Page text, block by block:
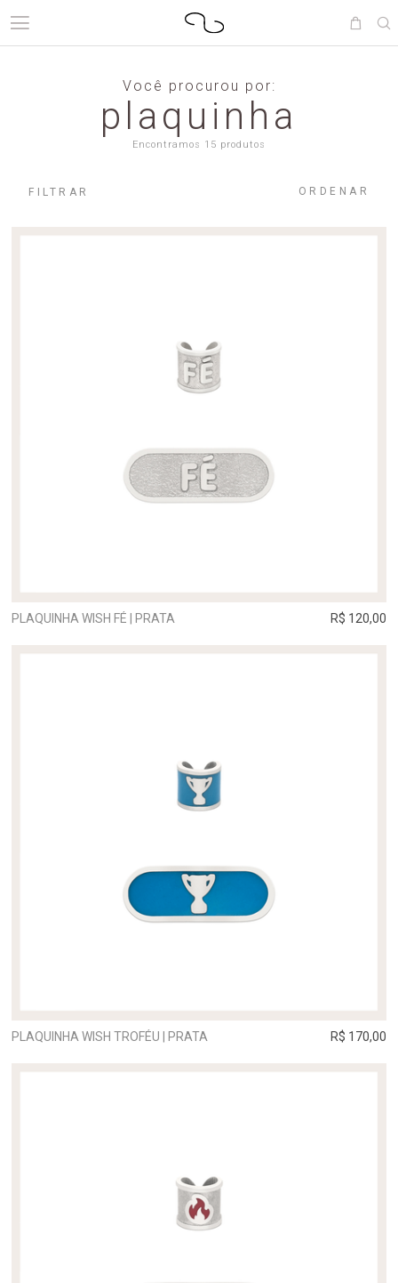
Você procurou por:
plaquinha
Encontramos 15 produtos
FILTRAR ORDENAR
PLAQUINHA WISH FÉ | PRATA R$ 120,00
PLAQUINHA WISH TROFÉU | PRATA R$ 170,00